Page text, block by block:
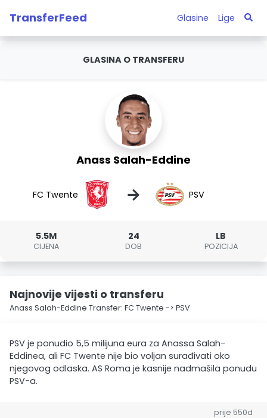
TransferFeed Glasine Lige
GLASINA O TRANSFERU
Anass Salah-Eddine
FC Twente → PSV
5.5M
CIJENA
24
DOB
LB
POZICIJA
Najnovije vijesti o transferu
Anass Salah-Eddine Transfer: FC Twente -> PSV
PSV je ponudio 5,5 milijuna eura za Anassa Salah-
Eddinea, ali FC Twente nije bio voljan surađivati oko
njegovog odlaska. AS Roma je kasnije nadmašila ponudu
PSV-a.
prije 550d